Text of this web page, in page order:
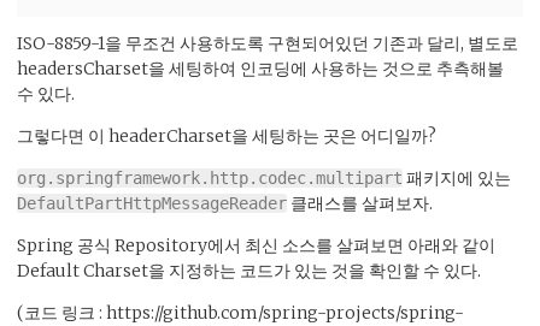
ISO-8859-1을 무조건 사용하도록 구현되어있던 기존과 달리, 별도로
headersCharset을 세팅하여 인코딩에 사용하는 것으로 추측해볼
수 있다.
그렇다면 이 headerCharset을 세팅하는 곳은 어디일까?
org.springframework.http.codec.multipart 패키지에 있는
DefaultPartHttpMessageReader 클래스를 살펴보자.
Spring 공식 Repository에서 최신 소스를 살펴보면 아래와 같이
Default Charset을 지정하는 코드가 있는 것을 확인할 수 있다.
(코드 링크 : https://github.com/spring-projects/spring-